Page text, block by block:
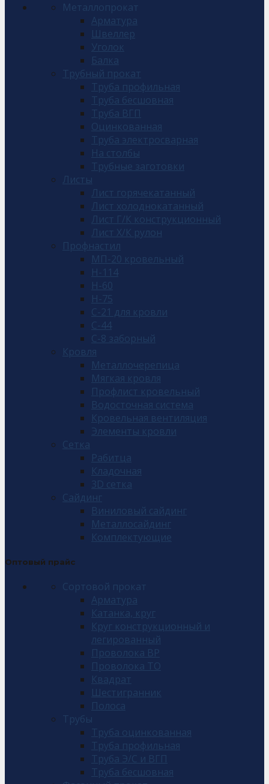
Металлопрокат
Арматура
Швеллер
Уголок
Балка
Трубный прокат
Труба профильная
Труба бесшовная
Труба ВГП
Оцинкованная
Труба электросварная
На столбы
Трубные заготовки
Листы
Лист горячекатанный
Лист холоднокатанный
Лист Г/К конструкционный
Лист Х/К рулон
Профнастил
МП-20 кровельный
Н-114
Н-60
Н-75
С-21 для кровли
С-44
С-8 заборный
Кровля
Металлочерепица
Мягкая кровля
Профлист кровельный
Водосточная система
Кровельная вентиляция
Элементы кровли
Сетка
Рабитца
Кладочная
3D сетка
Сайдинг
Виниловый сайдинг
Металлосайдинг
Комплектующие
Оптовый прайс
Сортовой прокат
Арматура
Катанка, круг
Круг конструкционный и
легированный
Проволока ВР
Проволока ТО
Квадрат
Шестигранник
Полоса
Трубы
Труба оцинкованная
Труба профильная
Труба Э/С и ВГП
Труба бесшовная